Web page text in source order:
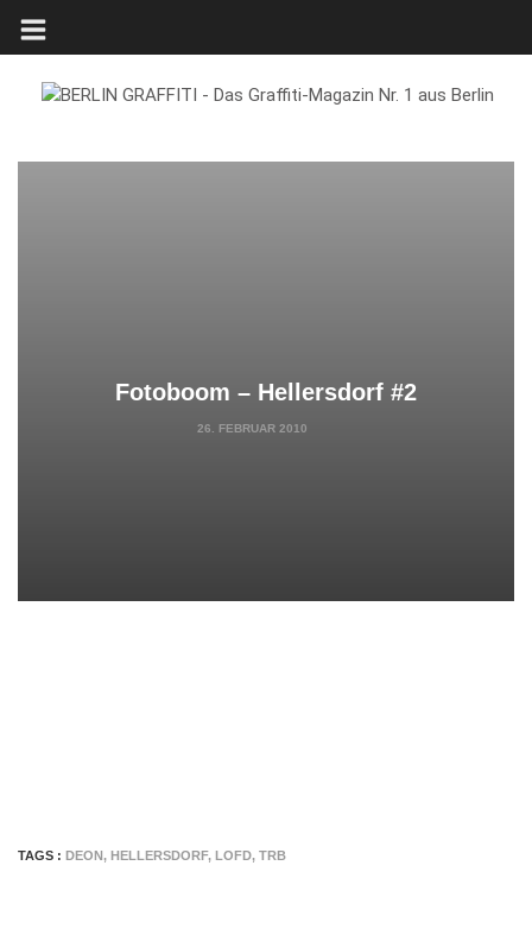
Fotoboom – Hellersdorf #2
26. FEBRUAR 2010
TAGS : DEON, HELLERSDORF, LOFD, TRB